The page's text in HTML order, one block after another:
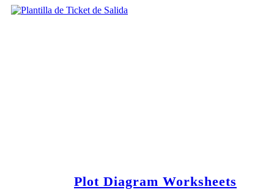
Plot Diagram Worksheets